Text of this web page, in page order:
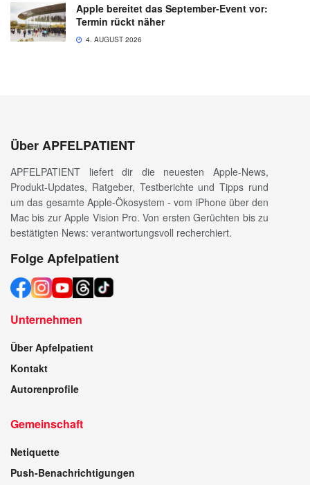
Apple bereitet das September-Event vor:
Termin rückt näher
4. AUGUST 2026
Über APFELPATIENT
APFELPATIENT liefert dir die neuesten Apple-News,
Produkt-Updates, Ratgeber, Testberichte und Tipps rund
um das gesamte Apple-Ökosystem - vom iPhone über den
Mac bis zur Apple Vision Pro. Von ersten Gerüchten bis zu
bestätigten News: verantwortungsvoll recherchiert.
Folge Apfelpatient
Unternehmen
Über Apfelpatient
Kontakt
Autorenprofile
Gemeinschaft
Netiquette
Push-Benachrichtigungen